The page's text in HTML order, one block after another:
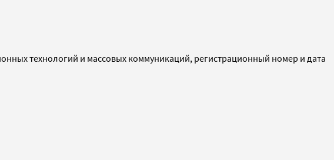
технологий и массовых коммуникаций, регистрационный номер и дата